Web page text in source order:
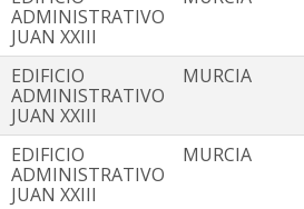
ADMINISTRATIVO
JUAN XXIII
EDIFICIO
ADMINISTRATIVO
JUAN XXIII
MURCIA
EDIFICIO
ADMINISTRATIVO
JUAN XXIII
MURCIA